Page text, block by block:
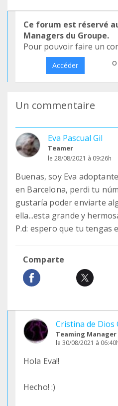
Ce forum est réservé
Managers du Groupe.
Pour pouvoir faire un
Accéder o
Un commentaire
Eva Pascual Gil
Teamer
le 28/08/2021 à 09:26h
Buenas, soy Eva
en Barcelona, perdi tu
gustaría poder enviarte
ella...esta grande y
P.d: espero que tu tengas
Comparte
Cristina de Dios
Teaming Manager
le 30/08/2021 à
Hola Eva!!
Hecho! :)